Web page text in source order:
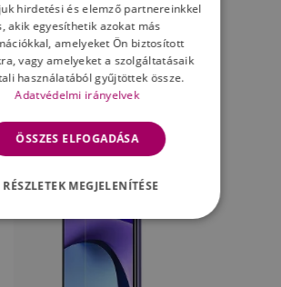
Ne felejtsd el
hirdetési és elemző partnereinkkel
akik egyesíthetik azokat más
amelyeket Ön biztosított
vagy amelyeket a szolgáltatásaik
használatából gyűjtöttek össze.
Adatvédelmi irányelvek
ÖSSZES ELFOGADÁSA
RÉSZLETEK MEGJELENÍTÉSE